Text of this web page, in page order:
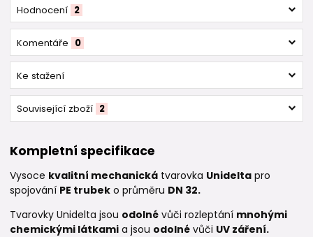
Hodnocení 2
Komentáře 0
Ke stažení
Související zboží 2
Kompletní specifikace
Vysoce kvalitní mechanická tvarovka Unidelta pro
spojování PE trubek o průměru DN 32.
Tvarovky Unidelta jsou odolné vůči rozleptání mnohými
chemickými látkami a jsou odolné vůči UV záření.